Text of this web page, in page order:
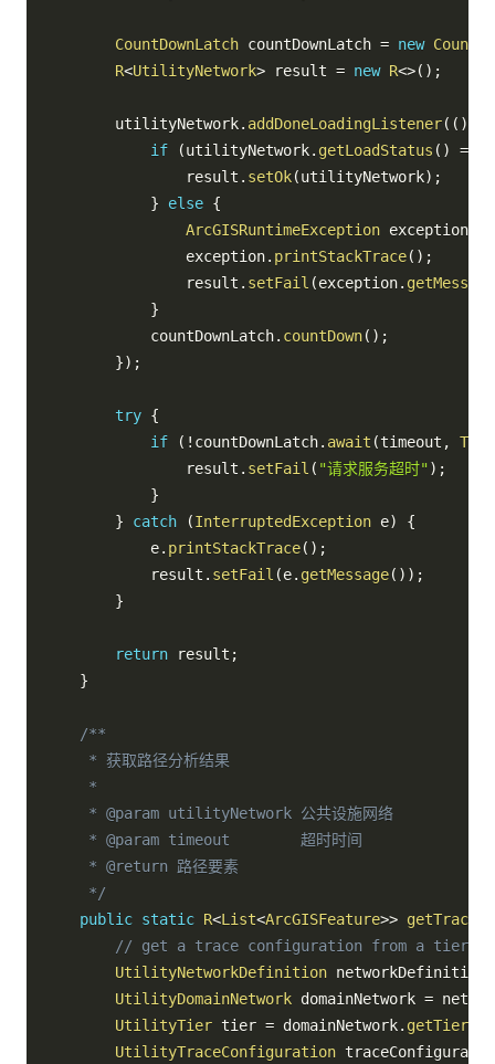
CountDownLatch countDownLatch = new
R<UtilityNetwork> result = new R<>( ) ;
        utilityNetwork
. addDoneLoadingListener( ( )
if
(utilityNetwork. getLoadStatus ( ) ==
                result
. setOk(utilityNetwork) ;
}
else {
ArcGISRuntimeException exception
                exception
. printStackTrace( ) ;
                result
. setFail (exception. getMessage
}
            countDownLatch
. countDown( ) ;
}) ;
try {
if
( ! countDownLatch. await (timeout ,
                result
. setFail ( "请求服务超时") ;
}
}
catch (InterruptedException e)
{
            e
. printStackTrace( ) ;
            result
. setFail (e. getMessage( ) ) ;
}
return result ;
}
/**
     * 获取路径分析结果
     *
     * @param utilityNetwork 公共设施网络
     * @param timeout        超时时间
     * @return 路径要素
     */
public static R<List<ArcGISFeature>>
// get a trace configuration from a tier
UtilityNetworkDefinition networkDefinition
UtilityDomainNetwork domainNetwork =
UtilityTier tier = domainNetwork. getTier
UtilityTraceConfiguration